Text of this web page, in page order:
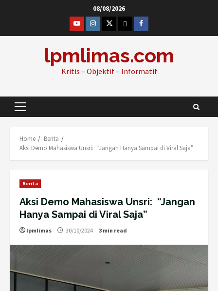
08/08/2026
@lpm_limas
Instagram
TwitterWhatsApp
Facebook
lpmlimas.com
Kritis – Objektif – Informatif
Primary
Home
Berita
Aksi Demo Mahasiswa Unsri: “Jangan Hanya Sampai di Viral Saja”
Berita
Aksi Demo Mahasiswa Unsri: “Jangan
Hanya Sampai di Viral Saja”
lpmlimas 30/10/2024 3 min read